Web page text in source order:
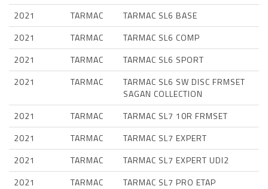
2021
TARMAC
TARMAC SL6 BASE
2021
TARMAC
TARMAC SL6 COMP
2021
TARMAC
TARMAC SL6 SPORT
2021
TARMAC
TARMAC SL6 SW DISC FRMSET
SAGAN COLLECTION
2021
TARMAC
TARMAC SL7 10R FRMSET
2021
TARMAC
TARMAC SL7 EXPERT
2021
TARMAC
TARMAC SL7 EXPERT UDI2
2021
TARMAC
TARMAC SL7 PRO ETAP